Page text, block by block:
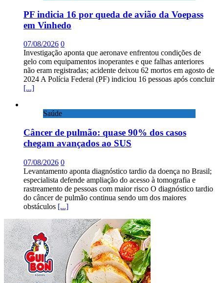
PF indicia 16 por queda de avião da Voepass
em Vinhedo
07/08/2026 0
Investigação aponta que aeronave enfrentou condições de
gelo com equipamentos inoperantes e que falhas anteriores
não eram registradas; acidente deixou 62 mortos em agosto de
2024 A Polícia Federal (PF) indiciou 16 pessoas após concluir
[...]
Saúde
Câncer de pulmão: quase 90% dos casos
chegam avançados ao SUS
07/08/2026 0
Levantamento aponta diagnóstico tardio da doença no Brasil;
especialista defende ampliação do acesso à tomografia e
rastreamento de pessoas com maior risco O diagnóstico tardio
do câncer de pulmão continua sendo um dos maiores
obstáculos [...]